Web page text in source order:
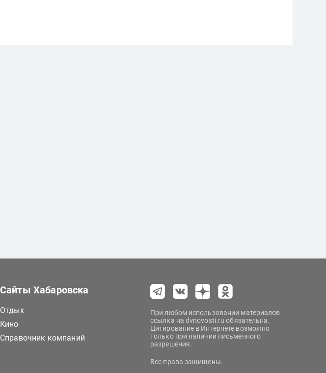
Сайты Хабаровска
Отдых
Кино
Справочник компаний
При любом использовании материалов
ссылка на dvnovosti.ru обязательна.
Цитирование в Интернете возможно
только при наличии письменного
разрешения.
Все права защищены.